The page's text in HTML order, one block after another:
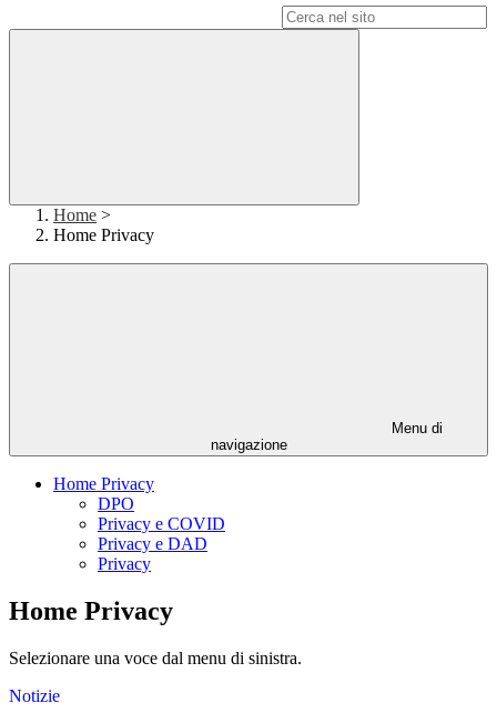
Home >
Home Privacy
Menu di
navigazione
Home Privacy
DPO
Privacy e COVID
Privacy e DAD
Privacy
Home Privacy
Selezionare una voce dal menu di sinistra.
Notizie